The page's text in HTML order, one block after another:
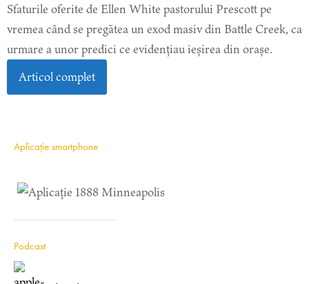
Sfaturile oferite de Ellen White pastorului Prescott pe
vremea când se pregătea un exod masiv din Battle Creek, ca
urmare a unor predici ce evidențiau ieșirea din orașe.
Articol complet
Aplicație smartphone
Podcast